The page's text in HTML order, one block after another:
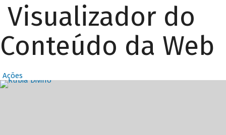
Visualizador do
Conteúdo da Web
Ações
Destaques